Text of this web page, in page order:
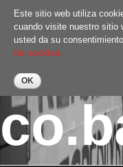
Este sitio web utiliza
cuando visite nuestro sitio
usted da su
de cookies.